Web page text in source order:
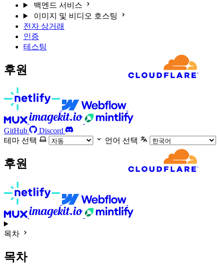
백엔드 서비스
이미지 및 비디오 호스팅
전자 상거래
인증
테스팅
후원
GitHub
Discord
테마 선택
언어 선택
후원
목차
목차